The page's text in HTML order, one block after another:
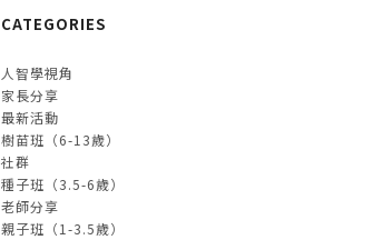
CATEGORIES
人智學視角
家長分享
最新活動
樹苗班（6-13歲）
社群
種子班（3.5-6歲）
老師分享
親子班（1-3.5歲）